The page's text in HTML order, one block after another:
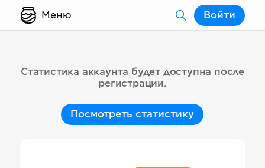
Меню Войти
Статистика аккаунта будет доступна после
регистрации.
Посмотреть статистику